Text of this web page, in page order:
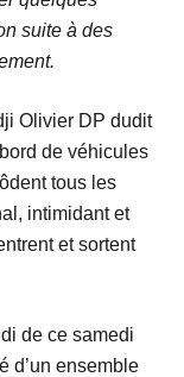
suite à des
Olivier DP dudit
de véhicules
tous les
intimidant et
et sortent
de ce samedi
d’un ensemble